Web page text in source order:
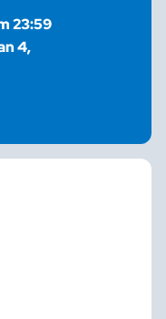
23:59
4,